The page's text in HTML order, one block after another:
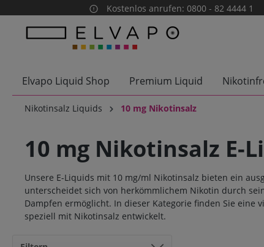
Zur Hauptnavigation springen
Kostenlos anrufen: 0800 - 82 4444 1
Elvapo Liquid Shop Premium Liquid
Nikotinsalz Liquids 10 mg Nikotinsalz
10 mg Nikotinsalz E-
Unsere E-Liquids mit 10 mg/ml Nikotinsalz bieten ein
unterscheidet sich von herkömmlichem Nikotin durch
Dampfen ermöglicht. In dieser Kategorie finden Sie eine
speziell mit Nikotinsalz entwickelt.